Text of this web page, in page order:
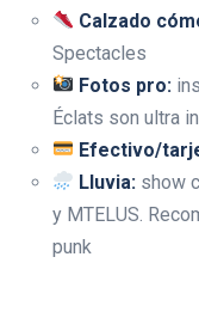
Calzado
Spectacles
Fotos pro:
Éclats son ultra
Efectivo/
Lluvia: show
y MTELUS.
punk